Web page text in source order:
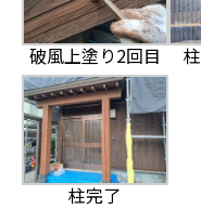
破風上塗り2回目
柱完了